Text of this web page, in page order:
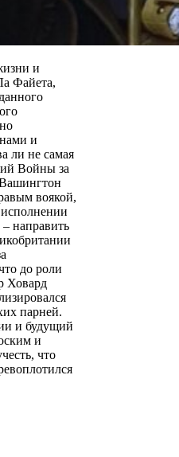
и
Файета,
и
ли не самая
Войны за
воякой,
направить
до роли
Ховард
парней.
и будущий
и
что